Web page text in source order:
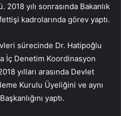
2018 yılı sonrasında Bakanlık
kadrolarında görev yaptı.
sürecinde Dr. Hatipoğlu
İç Denetim Koordinasyon
yılları arasında Devlet
Kurulu Üyeliğini ve aynı
yaptı.